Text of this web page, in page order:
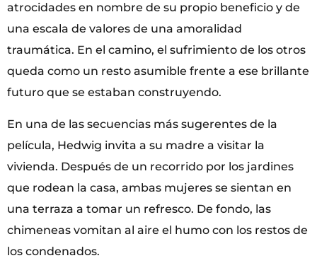
atrocidades en nombre de su propio beneficio y de
una escala de valores de una amoralidad
traumática. En el camino, el sufrimiento de los otros
queda como un resto asumible frente a ese brillante
futuro que se estaban construyendo.
En una de las secuencias más sugerentes de la
película, Hedwig invita a su madre a visitar la
vivienda. Después de un recorrido por los jardines
que rodean la casa, ambas mujeres se sientan en
una terraza a tomar un refresco. De fondo, las
chimeneas vomitan al aire el humo con los restos de
los condenados.